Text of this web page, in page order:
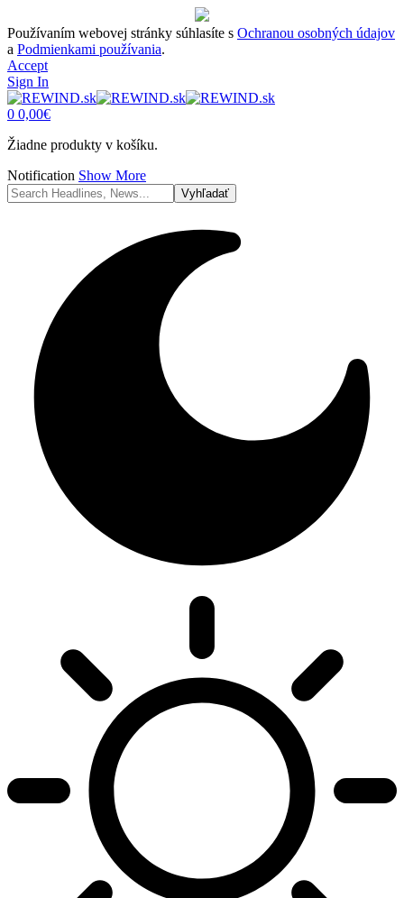
Používaním webovej stránky súhlasíte s Ochranou osobných údajov
a Podmienkami používania.
Accept
Sign In
0 0,00€
Žiadne produkty v košíku.
Notification Show More